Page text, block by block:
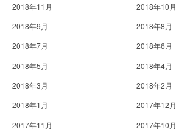
2018年11月
2018年10月
2018年9月
2018年8月
2018年7月
2018年6月
2018年5月
2018年4月
2018年3月
2018年2月
2018年1月
2017年12月
2017年11月
2017年10月